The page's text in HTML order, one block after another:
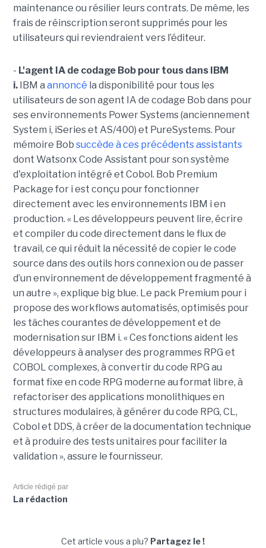
maintenance ou résilier leurs contrats. De même, les
frais de réinscription seront supprimés pour les
utilisateurs qui reviendraient vers l’éditeur.
- L'agent IA de codage Bob pour tous dans IBM
i.IBM a annoncé la disponibilité pour tous les
utilisateurs de son agent IA de codage Bob dans pour
ses environnements Power Systems (anciennement
System i, iSeries et AS/400) et PureSystems. Pour
mémoire Bob succède à ces précédents assistants
dont Watsonx Code Assistant pour son système
d'exploitation intégré et Cobol. Bob Premium
Package for i est conçu pour fonctionner
directement avec les environnements IBM i en
production. « Les développeurs peuvent lire, écrire
et compiler du code directement dans le flux de
travail, ce qui réduit la nécessité de copier le code
source dans des outils hors connexion ou de passer
d’un environnement de développement fragmenté à
un autre », explique big blue. Le pack Premium pour i
propose des workflows automatisés, optimisés pour
les tâches courantes de développement et de
modernisation sur IBM i. « Ces fonctions aident les
développeurs à analyser des programmes RPG et
COBOL complexes, à convertir du code RPG au
format fixe en code RPG moderne au format libre, à
refactoriser des applications monolithiques en
structures modulaires, à générer du code RPG, CL,
Cobol et DDS, à créer de la documentation technique
et à produire des tests unitaires pour faciliter la
validation », assure le fournisseur.
Article rédigé par
La rédaction
Cet article vous a plu? Partagez le !